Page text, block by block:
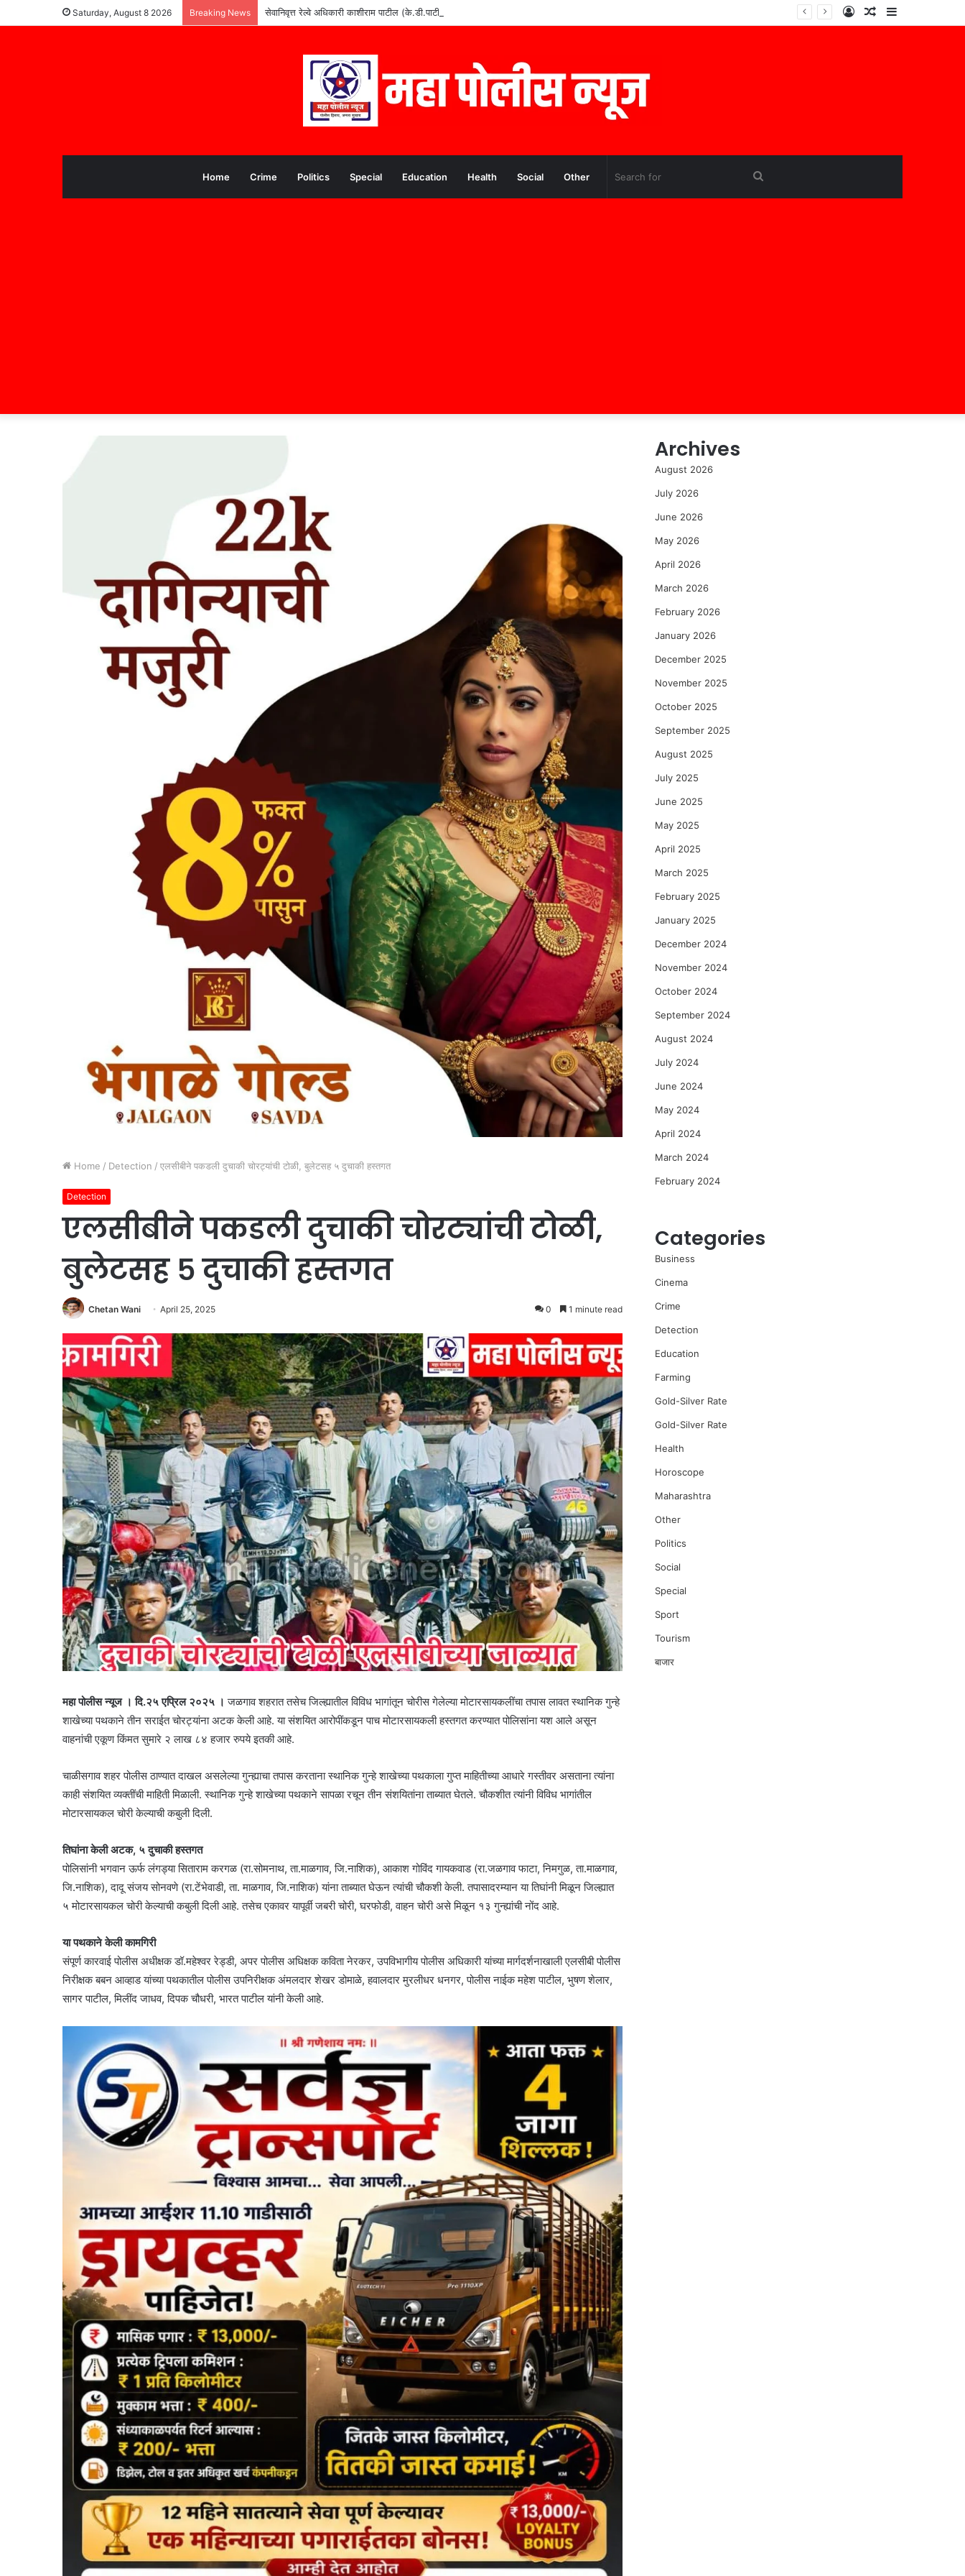
Saturday, August 8 2026 Breaking News सेवानिवृत्त रेल्वे अधिकारी काशीराम पाटील (के.डी.पाटील) यांचे निधन Sidebar
Random
Log
Home Crime Politics Special Education Health Social Other
Home / Detection / एलसीबीने पकडली दुचाकी चोरट्यांची टोळी, बुलेटसह ५ दुचाकी हस्तगत
Detection
एलसीबीने पकडली दुचाकी चोरट्यांची टोळी,
बुलेटसह ५ दुचाकी हस्तगत
Chetan Wani April 25, 2025 0 1 minute read
महा पोलीस न्यूज । दि.२५ एप्रिल २०२५ । जळगाव शहरात तसेच जिल्ह्यातील विविध भागांतून चोरीस गेलेल्या मोटारसायकलींचा तपास लावत स्थानिक गुन्हे
शाखेच्या पथकाने तीन सराईत चोरट्यांना अटक केली आहे. या संशयित आरोपींकडून पाच मोटारसायकली हस्तगत करण्यात पोलिसांना यश आले असून
वाहनांची एकूण किंमत सुमारे २ लाख ८४ हजार रुपये इतकी आहे.
चाळीसगाव शहर पोलीस ठाण्यात दाखल असलेल्या गुन्ह्याचा तपास करताना स्थानिक गुन्हे शाखेच्या पथकाला गुप्त माहितीच्या आधारे गस्तीवर असताना त्यांना
काही संशयित व्यक्तींची माहिती मिळाली. स्थानिक गुन्हे शाखेच्या पथकाने सापळा रचून तीन संशयितांना ताब्यात घेतले. चौकशीत त्यांनी विविध भागांतील
मोटारसायकल चोरी केल्याची कबुली दिली.
तिघांना केली अटक, ५ दुचाकी हस्तगत
पोलिसांनी भगवान ऊर्फ लंगड्या सिताराम करगळ (रा.सोमनाथ, ता.माळगाव, जि.नाशिक), आकाश गोविंद गायकवाड (रा.जळगाव फाटा, निमगुळ, ता.माळगाव,
जि.नाशिक), दादू संजय सोनवणे (रा.टेंभेवाडी, ता. माळगाव, जि.नाशिक) यांना ताब्यात घेऊन त्यांची चौकशी केली. तपासादरम्यान या तिघांनी मिळून जिल्ह्यात
५ मोटारसायकल चोरी केल्याची कबुली दिली आहे. तसेच एकावर यापूर्वी जबरी चोरी, घरफोडी, वाहन चोरी असे मिळून १३ गुन्ह्यांची नोंद आहे.
या पथकाने केली कामगिरी
संपूर्ण कारवाई पोलीस अधीक्षक डॉ.महेश्वर रेड्डी, अपर पोलीस अधिक्षक कविता नेरकर, उपविभागीय पोलीस अधिकारी यांच्या मार्गदर्शनाखाली एलसीबी पोलीस
निरीक्षक बबन आव्हाड यांच्या पथकातील पोलीस उपनिरीक्षक अंमलदार शेखर डोमाळे, हवालदार मुरलीधर धनगर, पोलीस नाईक महेश पाटील, भुषण शेलार,
सागर पाटील, मिलींद जाधव, दिपक चौधरी, भारत पाटील यांनी केली आहे.
Archives
August 2026
July 2026
June 2026
May 2026
April 2026
March 2026
February 2026
January 2026
December 2025
November 2025
October 2025
September 2025
August 2025
July 2025
June 2025
May 2025
April 2025
March 2025
February 2025
January 2025
December 2024
November 2024
October 2024
September 2024
August 2024
July 2024
June 2024
May 2024
April 2024
March 2024
February 2024
Categories
Business
Cinema
Crime
Detection
Education
Farming
Gold-Silver Rate
Gold-Silver Rate
Health
Horoscope
Maharashtra
Other
Politics
Social
Special
Sport
Tourism
बाजार